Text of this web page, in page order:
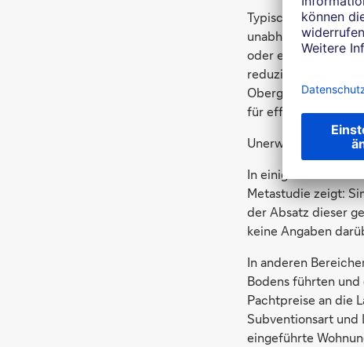
Typische
unabhängig vom
oder eine
reduzierter
Obergrenze der
für effiziente
Unerwartete Folgen
In einigen
Metastudie zeigt:
der Absatz dieser
keine Angaben
In anderen
Bodens führten
Pachtpreise an die
Subventionsart und
eingeführte